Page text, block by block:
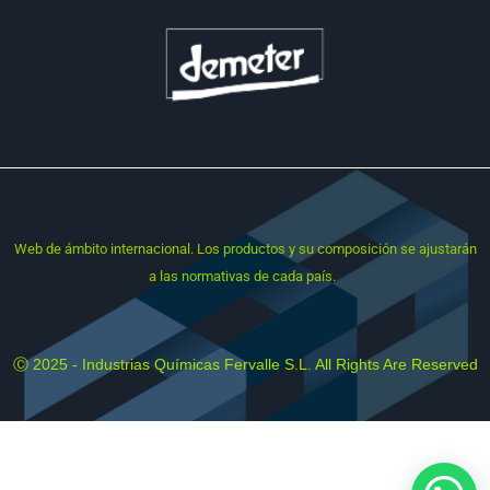
Webde ámbito internacional. Los productos y su composición se ajustarán
a las normativas de cada país.
Ⓒ 2025 - Industrias Químicas Fervalle S.L. All Rights Are Reserved